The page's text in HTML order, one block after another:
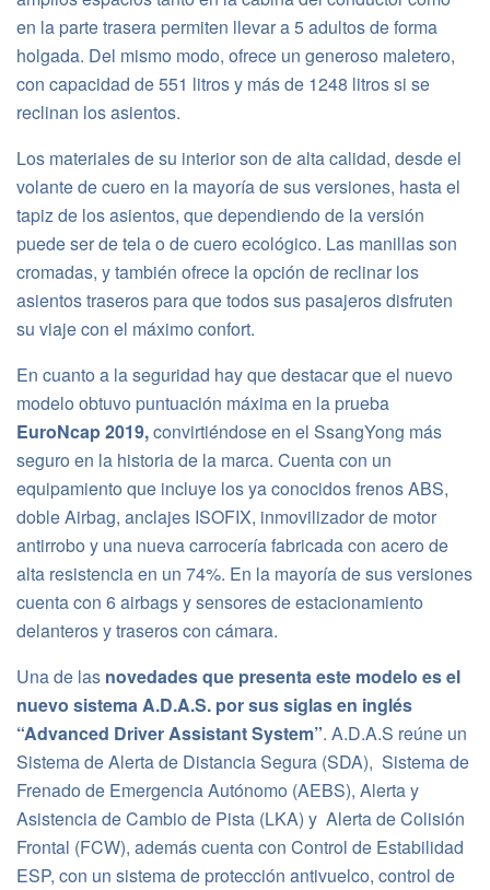
en la parte trasera permiten llevar a 5 adultos de forma
holgada. Del mismo modo, ofrece un generoso maletero,
con capacidad de 551 litros y más de 1248 litros si se
reclinan los asientos.
Los materiales de su interior son de alta calidad, desde el
volante de cuero en la mayoría de sus versiones, hasta el
tapiz de los asientos, que dependiendo de la versión
puede ser de tela o de cuero ecológico. Las manillas son
cromadas, y también ofrece la opción de reclinar los
asientos traseros para que todos sus pasajeros disfruten
su viaje con el máximo confort.
En cuanto a la seguridad hay que destacar que el nuevo
modelo obtuvo puntuación máxima en la prueba
EuroNcap 2019,convirtiéndose en el SsangYong más
seguro en la historia de la marca. Cuenta con un
equipamiento que incluye los ya conocidos frenos ABS,
doble Airbag, anclajes ISOFIX, inmovilizador de motor
antirrobo y una nueva carrocería fabricadacon acero de
alta resistencia en un 74%. En la mayoría de sus versiones
cuenta con 6 airbags y sensores de estacionamiento
delanteros y traseros con cámara.
Una de las novedades que presenta este modelo es el
nuevo sistema A.D.A.S. por sus siglas en inglés
“Advanced Driver Assistant System”. A.D.A.S reúne un
Sistema de Alerta de Distancia Segura (SDA), Sistema de
Frenado de Emergencia Autónomo (AEBS), Alerta y
Asistencia de Cambio de Pista (LKA) y Alerta de Colisión
Frontal (FCW), además cuenta con Control de Estabilidad
ESP, con un sistema de protección antivuelco, control de